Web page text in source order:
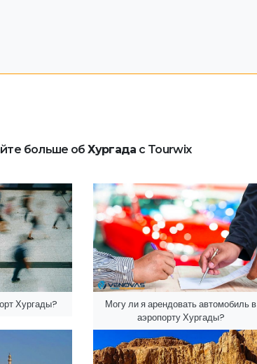
больше обХургада с Tourwix
Хургады?
Могу ли я арендовать автомобиль в
аэропорту Хургады?